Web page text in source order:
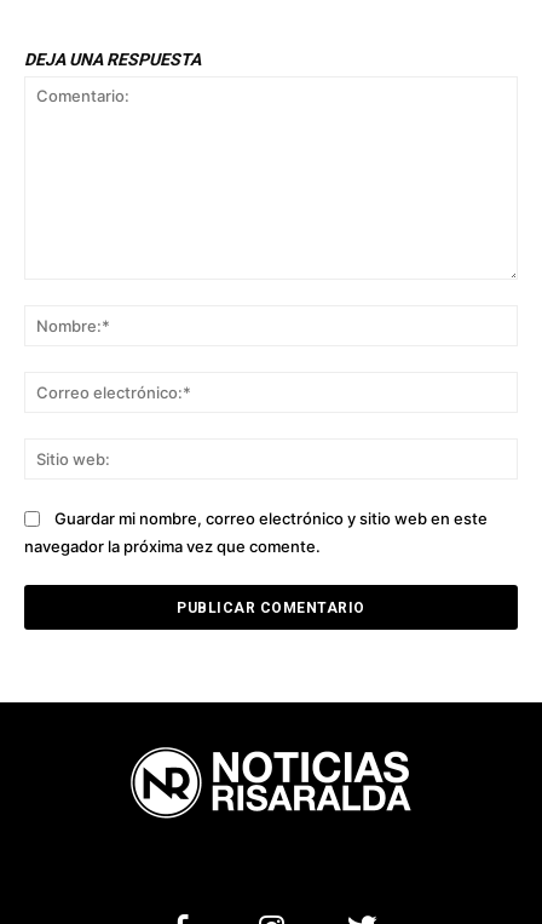
DEJA UNA RESPUESTA
Guardar mi nombre, correo electrónico y sitio web en este
navegador la próxima vez que comente.